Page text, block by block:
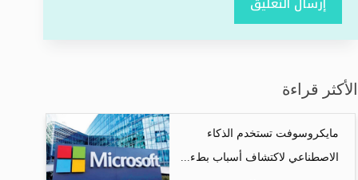
الأكثر قراءة
مايكروسوفت تستخدم الذكاء
الاصطناعي لاكتشاف أسباب بطء...